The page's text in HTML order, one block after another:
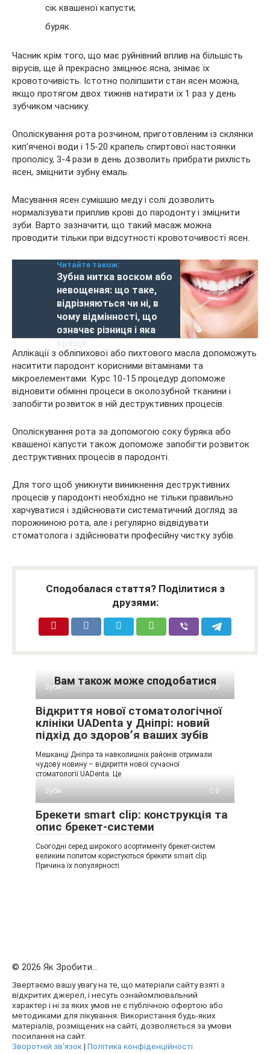
сік квашеної капусти;
буряк.
Часник крім того, що має руйнівний вплив на більшість
вірусів, ще й прекрасно зміцнює ясна, знімає їх
кровоточивість. Істотно поліпшити стан ясен можна,
якщо протягом двох тижнів натирати їх 1 раз у день
зубчиком часнику.
Ополіскування рота розчином, приготовленим із склянки
кип’яченої води і 15-20 крапель спиртової настоянки
прополісу, 3-4 рази в день дозволить прибрати рихлість
ясен, зміцнити зубну емаль.
Масування ясен сумішшю меду і солі дозволить
нормалізувати приплив крові до пародонту і зміцнити
зуби. Варто зазначити, що такий масаж можна
проводити тільки при відсутності кровоточивості ясен.
Читайте також:
Зубна нитка воском або
невощеная: що таке,
відрізняються чи ні, в
чому відмінності, що
означає різниця і яка
Аплікації з обліпихової або пихтового масла допоможуть
наситити пародонт корисними вітамінами та
мікроелементами. Курс 10-15 процедур допоможе
відновити обмінні процеси в околозубной тканини і
запобігти розвиток в ній деструктивних процесів.
Ополіскування рота за допомогою соку буряка або
квашеної капусти також допоможе запобігти розвиток
деструктивних процесів в пародонті.
Для того щоб уникнути виникнення деструктивних
процесів у пародонті необхідно не тільки правильно
харчуватися і здійснювати систематичний догляд за
порожниною рота, але і регулярно відвідувати
стоматолога і здійснювати професійну чистку зубів.
Сподобалася стаття? Поділитися з
друзями:
Вам також може сподобатися
Зуби 0
Відкриття нової стоматологічної
клініки UADenta у Дніпрі: новий
підхід до здоров’я ваших зубів
Мешканці Дніпра та навколишніх районів отримали
чудову новину – відкриття нової сучасної
стоматології UADenta. Це
Зуби
0
Брекети smart clip: конструкція та
опис брекет-системи
Сьогодні серед широкого асортименту брекет-систем
великим попитом користуються брекети smart clip.
Причина їх популярності
© 2026 Як Зробити...
Звертаємо вашу увагу на те, що матеріали сайту взяті з
відкритих джерел, і несуть ознайомлювальний
характер і ні за яких умов не є публічною офертою або
методиками для лікування. Використання будь-яких
матеріалів, розміщених на сайті, дозволяється за умови
посилання на сайт.
Зворотній зв’язок| Політика конфіденційності